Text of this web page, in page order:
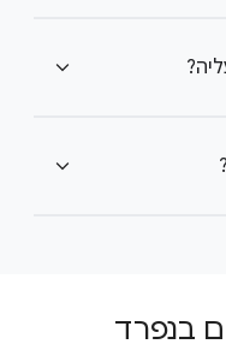
expand_more
expand_more
בנפרד